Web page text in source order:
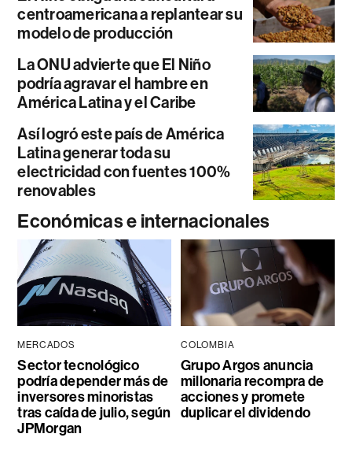
centroamericana a replantear su
modelo de producción
La ONU advierte que El Niño
podría agravar el hambre en
América Latina y el Caribe
Así logró este país de América
Latina generar toda su
electricidad con fuentes 100%
renovables
Económicas e internacionales
MERCADOS
Sector tecnológico
podría depender más de
inversores minoristas
tras caída de julio, según
JPMorgan
COLOMBIA
Grupo Argos anuncia
millonaria recompra de
acciones y promete
duplicar el dividendo